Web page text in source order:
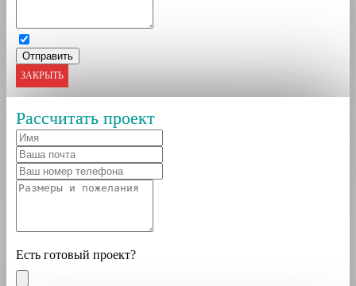
ЗАКРЫТЬ
Рассчитать проект
Есть готовый проект?